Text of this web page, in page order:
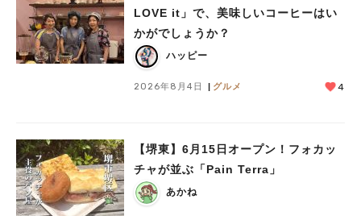
LOVE it」で、美味しいコーヒーはい
かがでしょうか？
ハッピー
2026年8月4日 グルメ 4
【堺東】6月15日オープン！フォカッ
チャが並ぶ「Pain Terra」
あかね